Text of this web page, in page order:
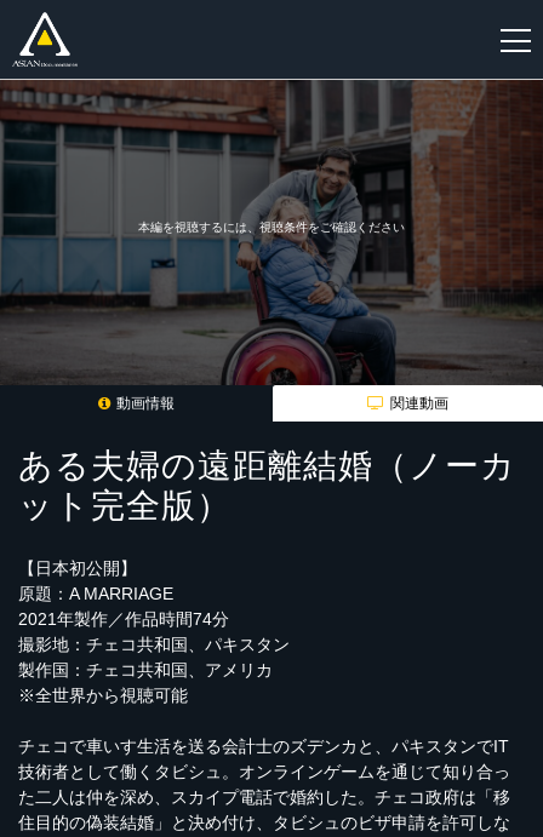
本編を視聴するには、視聴条件をご確認ください
動画情報 関連動画
ある夫婦の遠距離結婚（ノーカ
ット完全版）
【日本初公開】
原題：A MARRIAGE
2021年製作／作品時間74分
撮影地：チェコ共和国、パキスタン
製作国：チェコ共和国、アメリカ
※全世界から視聴可能
チェコで車いす生活を送る会計士のズデンカと、パキスタンでIT
技術者として働くタビシュ。オンラインゲームを通じて知り合っ
た二人は仲を深め、スカイプ電話で婚約した。チェコ政府は「移
住目的の偽装結婚」と決め付け、タビシュのビザ申請を許可しな